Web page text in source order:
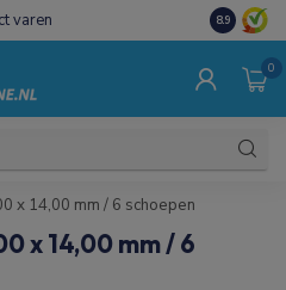
varen Al 15 jaar
8.9
0
x 14,00 mm / 6 schoepen
x 14,00 mm / 6